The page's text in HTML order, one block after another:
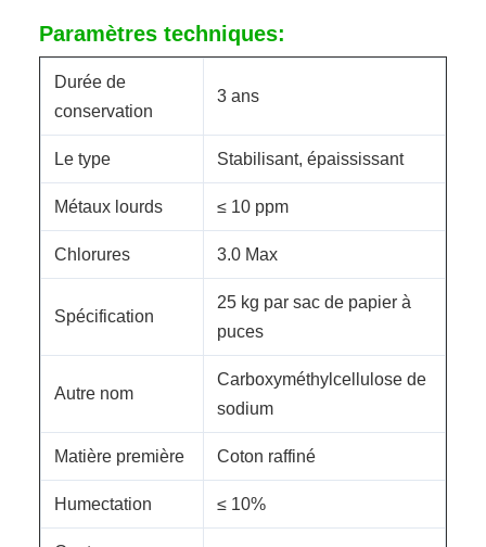
Paramètres techniques:
Durée de
conservation
3 ans
Le type Stabilisant, épaississant
Métaux lourds ≤ 10 ppm
Chlorures 3.0 Max
Spécification
25 kg par sac de papier à
puces
Autre nom
Carboxyméthylcellulose de
sodium
Matière première Coton raffiné
Humectation ≤ 10%